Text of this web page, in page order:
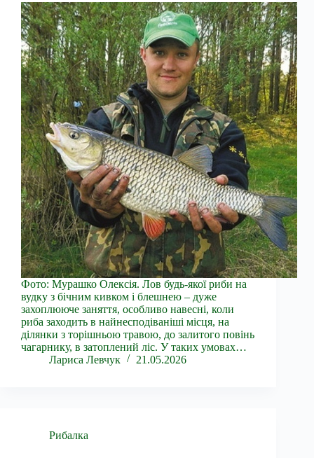
Фото: Мурашко Олексія. Лов будь-якої риби на
вудку з бічним кивком і блешнею – дуже
захоплююче заняття, особливо навесні, коли
риба заходить в найнесподіваніші місця, на
ділянки з торішньою травою, до залитого повінь
чагарнику, в затоплений ліс. У таких умовах…
Лариса Левчук
21.05.2026
Рибалка